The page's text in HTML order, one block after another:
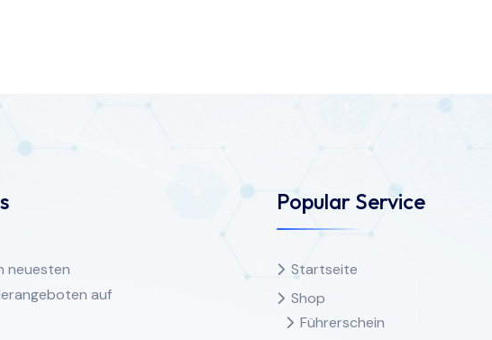
neuesten
auf
Popular Service
Startseite
Shop
Führerschein